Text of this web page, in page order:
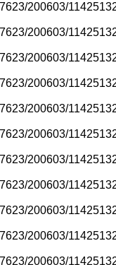
200603/
200603/
200603/
200603/
200603/
200603/
200603/
200603/
200603/
200603/
200603/